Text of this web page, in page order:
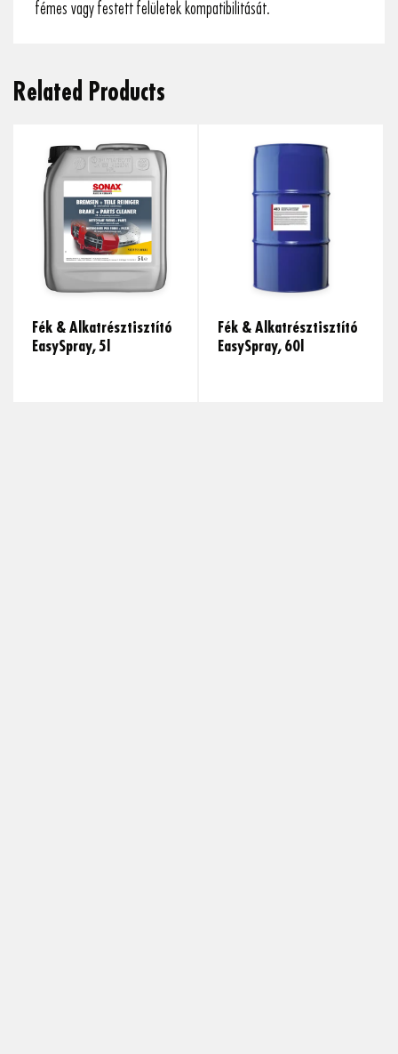
fémes vagy festett felületek kompatibilitását.
Related Products
Fék & Alkatrésztisztító
EasySpray, 5l
Fék & Alkatrésztisztító
EasySpray, 60l